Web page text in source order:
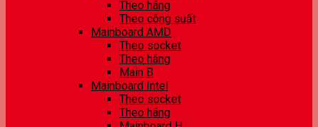
Theo hãng
Theo công suất
Mainboard AMD
Theo socket
Theo hãng
Main B
Mainboard Intel
Theo socket
Theo hãng